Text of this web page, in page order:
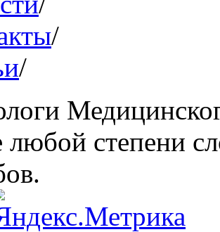
/
/
любой степени